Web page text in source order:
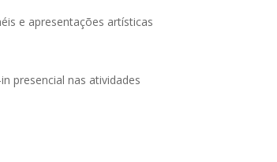
e apresentações artísticas
presencial nas atividades